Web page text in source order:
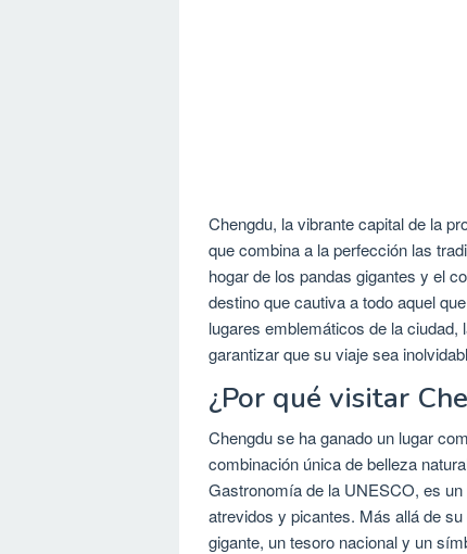
Chengdu, la vibrante capital de la
que combina a la perfección las
hogar de los pandas gigantes y el
destino que cautiva a todo aquel
lugares emblemáticos de la
garantizar que su viaje sea
¿Por qué visitar
Chengdu se ha ganado un lugar
combinación única de belleza
Gastronomía de la UNESCO, es
atrevidos y picantes. Más allá de
gigante, un tesoro nacional y un